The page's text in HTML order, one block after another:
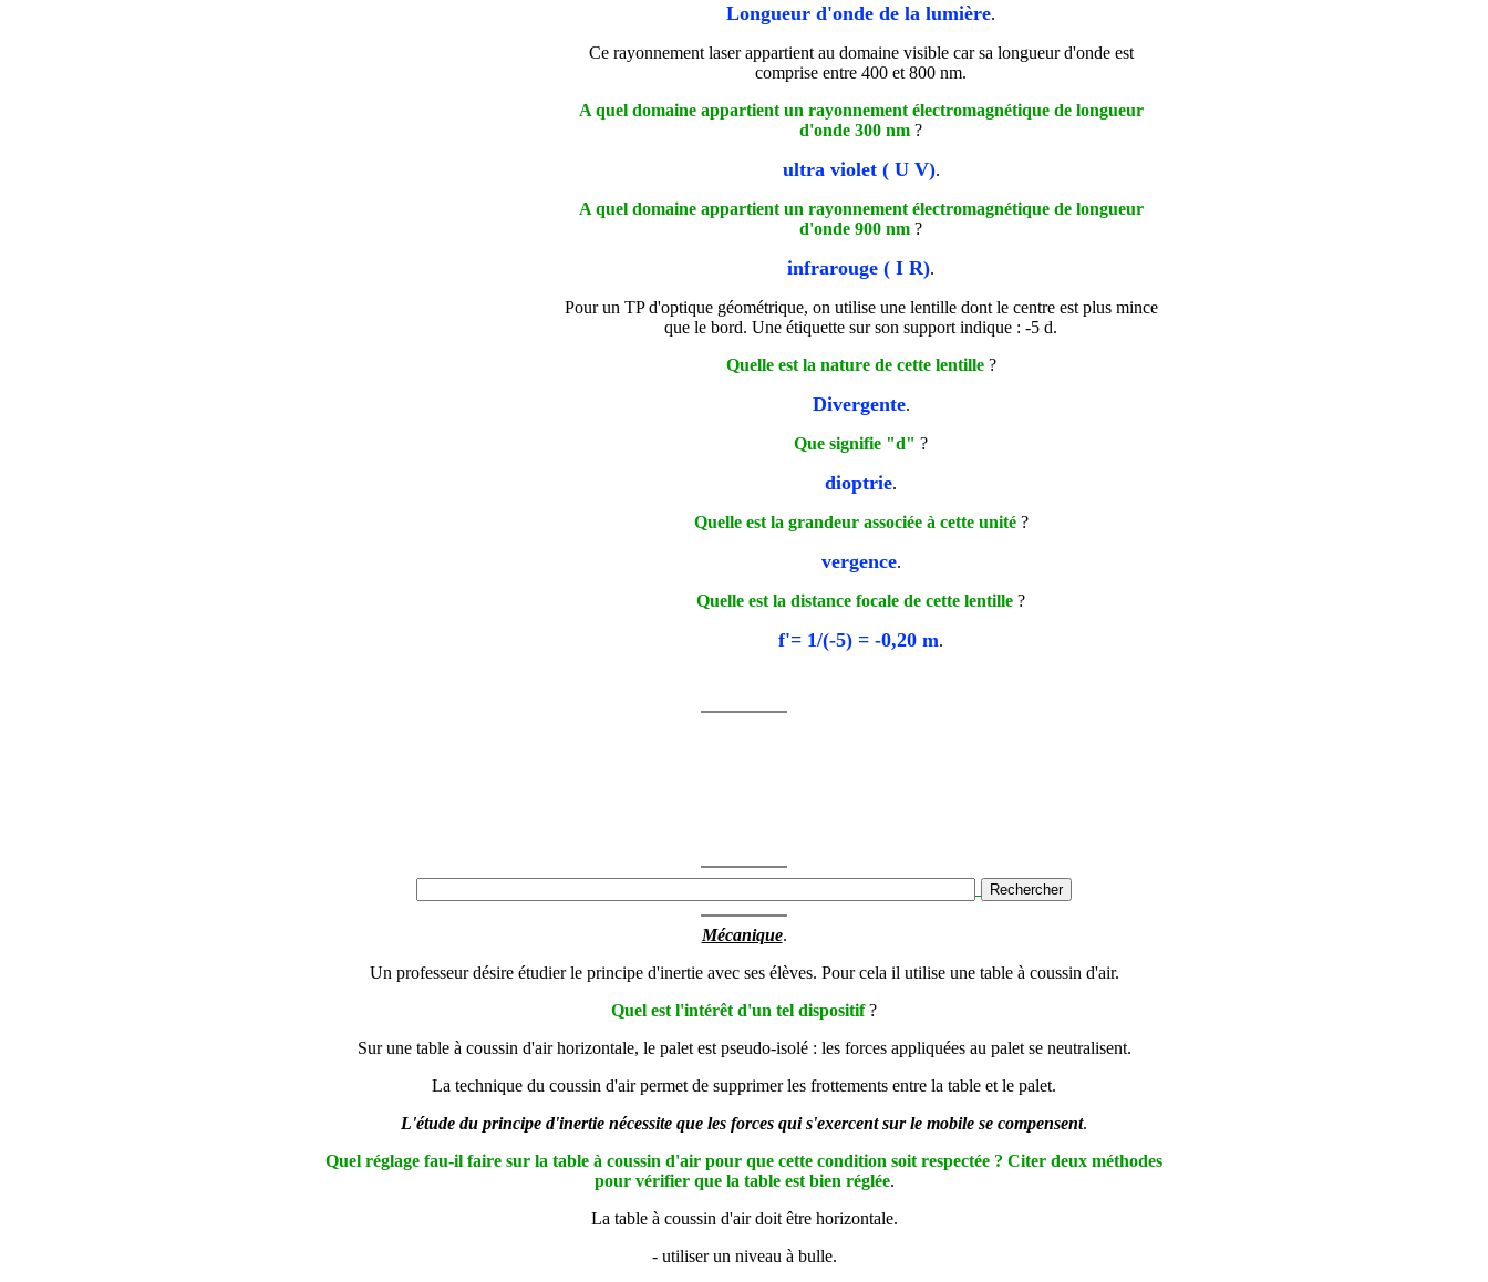
Longueur d'onde de la lumière.
Ce rayonnement laser appartient au domaine visible car sa longueur d'onde est
comprise entre 400 et 800 nm.
A quel domaine appartient un rayonnement électromagnétique de longueur
d'onde 300 nm ?
ultra violet ( U V).
A quel domaine appartient un rayonnement électromagnétique de longueur
d'onde 900 nm ?
infrarouge ( I R).
Pour un TP d'optique géométrique, on utilise une lentille dont le centre est plus mince
que le bord. Une étiquette sur son support indique : -5 d.
Quelle est la nature de cette lentille ?
Divergente.
Que signifie "d" ?
dioptrie.
Quelle est la grandeur associée à cette unité ?
vergence.
Quelle est la distance focale de cette lentille ?
f'= 1/(-5) = -0,20 m.
Mécanique.
Un professeur désire étudier le principe d'inertie avec ses élèves. Pour cela il utilise une table à coussin d'air.
Quel est l'intérêt d'un tel dispositif?
Sur une table à coussin d'air horizontale, le palet est pseudo-isolé : les forces appliquées au palet se neutralisent.
La technique du coussin d'air permet de supprimer les frottements entre la table et le palet.
L'étude du principe d'inertie nécessite que les forces qui s'exercent sur le mobile se compensent.
Quel réglage fau-il faire sur la table à coussin d'air pour que cette condition soit respectée ? Citer deux méthodes
pour vérifier que la table est bien réglée.
La table à coussin d'air doit être horizontale.
- utiliser un niveau à bulle.